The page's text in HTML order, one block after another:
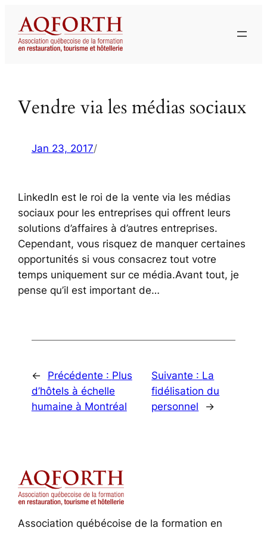
contenu
Vendre via les médias sociaux
Jan 23, 2017/
LinkedIn est le roi de la vente via les médias
sociaux pour les entreprises qui offrent leurs
solutions d’affaires à d’autres entreprises.
Cependant, vous risquez de manquer certaines
opportunités si vous consacrez tout votre
temps uniquement sur ce média.Avant tout, je
pense qu’il est important de…
← Précédente : Plus
d’hôtels à échelle
humaine à Montréal
Suivante : La
fidélisation du
personnel
→
Association québécoise de la formation en